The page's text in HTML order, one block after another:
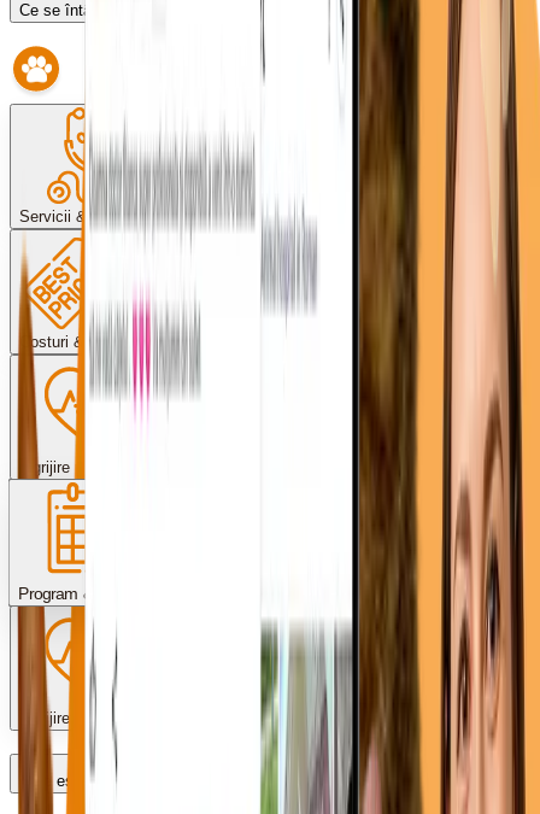
Ce se întâmplă dacă întârzii?
Servicii & proceduri
Costuri & plată
Îngrijire post-operator
Program & programări
Îngrijire post-operator
Care este programul?